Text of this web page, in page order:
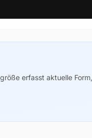
erfasst aktuelle